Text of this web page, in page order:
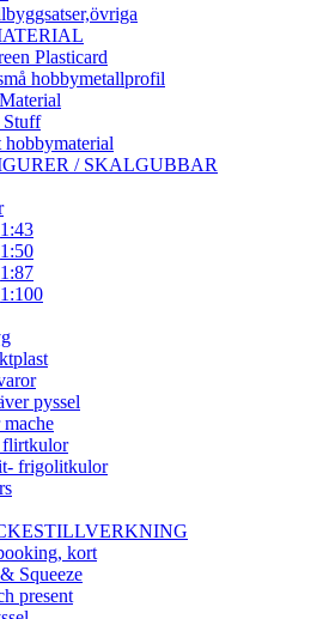
Plasticard
hobbymetallprofil
Stuff
/ SKALGUBBAR
1:43
1:50
1:87
1:100
pyssel
mache
flirtkulor
frigolitkulor
kort
Squeeze
present